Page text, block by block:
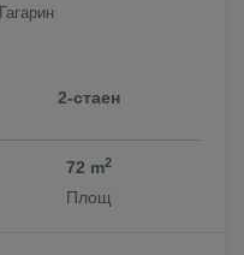
Гагарин
2-стаен
72 m2
Площ